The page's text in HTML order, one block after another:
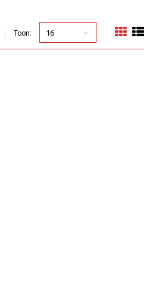
Toon: 16